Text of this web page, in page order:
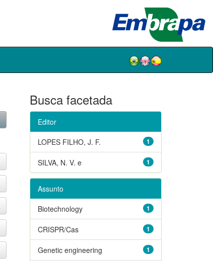
Busca facetada
Editor
1
LOPES FILHO, J. F.
1
SILVA, N. V. e
Assunto
1
Biotechnology
1
CRISPR/Cas
1
Genetic engineering